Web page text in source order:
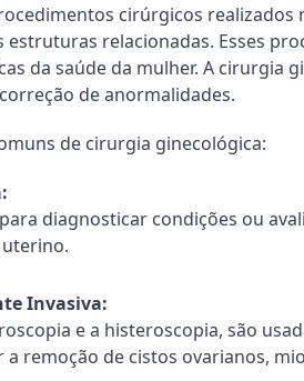
cirúrgicos
estruturas relacionadas. Esses
da saúde da mulher. A
de anormalidades.
de cirurgia ginecológica:
diagnosticar condições ou
Invasiva:
e a histeroscopia, são
remoção de cistos ovarianos,